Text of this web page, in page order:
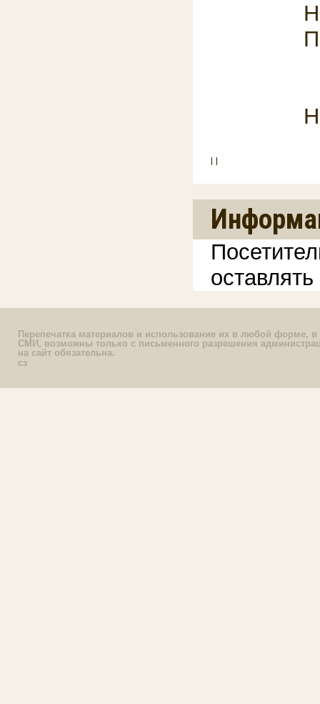
| |
Перепечатка материалов и использование их в любой форме,
СМИ, возможны только с письменного разрешения
на сайт обязательна.
сз